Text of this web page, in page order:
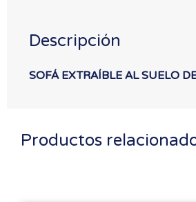
Descripción
SOFÁ EXTRAÍBLE AL SUELO
Productos